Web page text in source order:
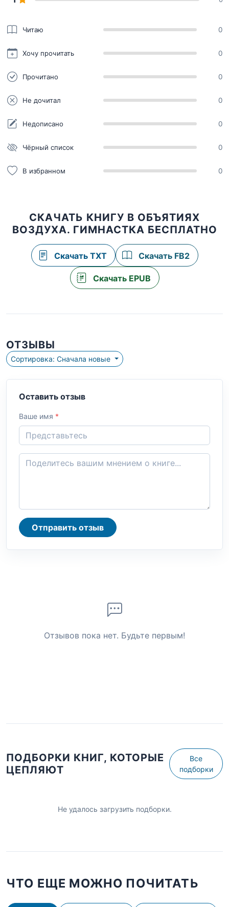
Читаю 0
Хочу прочитать 0
Прочитано 0
Не дочитал 0
Недописано 0
Чёрный список 0
В избранном 0
СКАЧАТЬ КНИГУ В ОБЪЯТИЯХ
ВОЗДУХА. ГИМНАСТКА БЕСПЛАТНО
Скачать TXT Скачать FB2
Скачать EPUB
ОТЗЫВЫ
Сортировка: Сначала новые
Оставить отзыв
Ваше имя *
Отправить отзыв
Отзывов пока нет. Будьте первым!
ПОДБОРКИ КНИГ, КОТОРЫЕ
ЦЕПЛЯЮТ
Все
подборки
Не удалось загрузить подборки.
ЧТО ЕЩЕ МОЖНО ПОЧИТАТЬ